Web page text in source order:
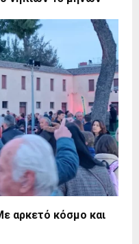
αρκετό κόσμο και